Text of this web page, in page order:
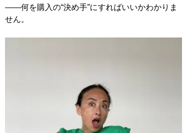
――何を購入の“決め手”にすればいいかわかりま
せん。